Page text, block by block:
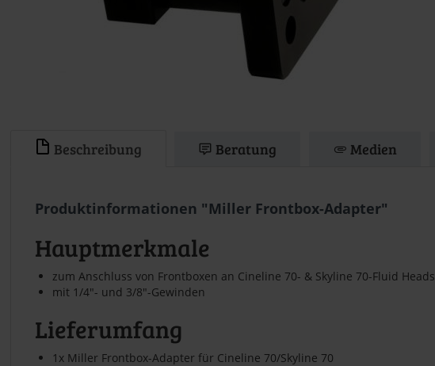
Beschreibung Beratung Medien
Produktinformationen "Miller Frontbox-Adapter"
Hauptmerkmale
zum Anschluss von Frontboxen an Cineline 70- & Skyline 70-Fluid Heads
mit 1/4"- und 3/8"-Gewinden
Lieferumfang
1x Miller Frontbox-Adapter für Cineline 70/Skyline 70